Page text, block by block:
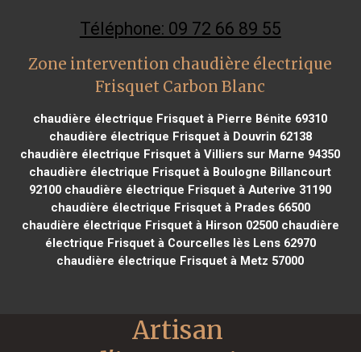
Téléphone: 09 72 66 89 55
Zone intervention chaudière électrique
Frisquet Carbon Blanc
chaudière électrique Frisquet à Pierre Bénite 69310
chaudière électrique Frisquet à Douvrin 62138
chaudière électrique Frisquet à Villiers sur Marne 94350
chaudière électrique Frisquet à Boulogne Billancourt
92100 chaudière électrique Frisquet à Auterive 31190
chaudière électrique Frisquet à Prades 66500
chaudière électrique Frisquet à Hirson 02500chaudière
électrique Frisquet à Courcelles lès Lens 62970
chaudière électrique Frisquet à Metz 57000
Artisan